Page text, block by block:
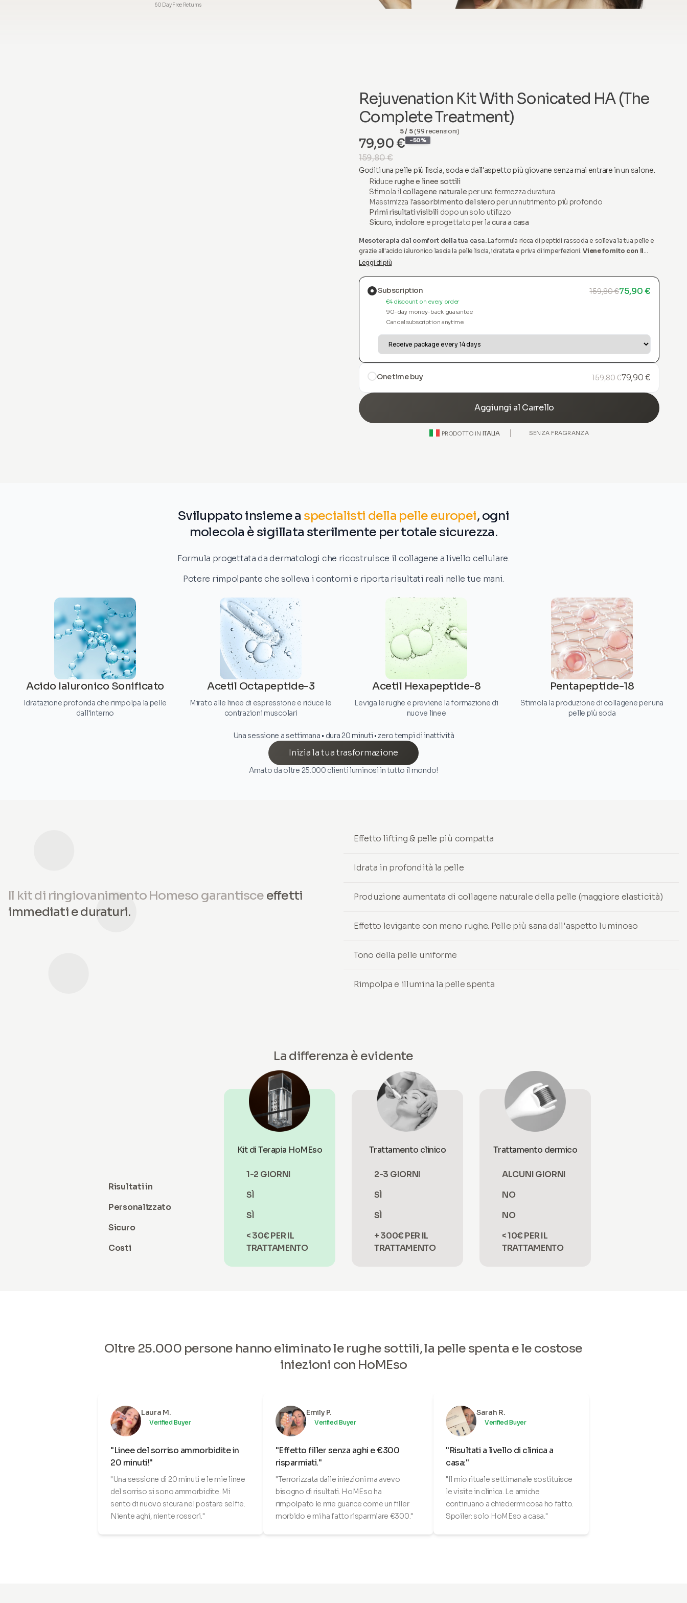
60 Day Free Returns
Rejuvenation Kit With Sonicated HA (The
Complete Treatment)
5 / 5(99 recensioni)
159,80 €
79,90 € -50%
Goditi una pelle più liscia, soda e dall'aspetto più giovane senza mai entrare in un salone.
Riduce rughe e linee sottili
Stimola il collagene naturale per una fermezza duratura
Massimizza l'assorbimento del siero per un nutrimento più profondo
Primi risultati visibilidopo un solo utilizzo
Sicuro, indolore e progettato per lacura a casa
Mesoterapia dal comfort della tua casa.La formula ricca di peptidi rassoda e solleva la tua pelle e
grazie all'acido ialuronico lascia la pelle liscia, idratata e priva di imperfezioni.Viene fornito con il
nostro siero e applicatore rivoluzionari.
Leggi di più
Subscription
€4 discount on every order
90-day money-back guarantee
Cancel subscription anytime
159,80 €75,90 €
One time buy 159,80 €79,90 €
Aggiungi al Carrello
PRODOTTO IN ITALIA SENZA FRAGRANZA
Sviluppato insieme a specialisti della pelle europei, ogni
molecola è sigillata sterilmente per totale sicurezza.
Formula progettata da dermatologi che ricostruisce il collagene a livello cellulare.
Potere rimpolpante che solleva i contorni e riporta risultati reali nelle tue mani.
Acido Ialuronico Sonificato
Idratazione profonda che rimpolpa la pelle
dall'interno
Acetil Octapeptide-3
Mirato alle linee di espressione e riduce le
contrazioni muscolari
Acetil Hexapeptide-8
Leviga le rughe e previene la formazione di
nuove linee
Pentapeptide-18
Stimola la produzione di collagene per una
pelle più soda
Una sessione a settimana • dura 20 minuti • zero tempi di inattività
Inizia la tua trasformazione
Amato da oltre 25.000 clienti luminosi in tutto il mondo!
Il kit di ringiovanimento Homeso garantisce effetti
immediati e duraturi.
Effetto lifting & pelle più compatta
Idrata in profondità la pelle
Produzione aumentata di collagene naturale della pelle (maggiore elasticità)
Effetto levigante con meno rughe. Pelle più sana dall'aspetto luminoso
Tono della pelle uniforme
Rimpolpa e illumina la pelle spenta
La differenza è evidente
Risultati in
Personalizzato
Sicuro
Costi
Kit di Terapia HoMEso
1-2 GIORNI
SÌ
SÌ
< 30€ PER IL
TRATTAMENTO
Trattamento clinico
2-3 GIORNI
SÌ
SÌ
+ 300€ PER IL
TRATTAMENTO
Trattamento dermico
ALCUNI GIORNI
NO
NO
< 10€ PER IL
TRATTAMENTO
Oltre 25.000 persone hanno eliminato le rughe sottili, la pelle spenta e le costose
iniezioni con HoMEso
Laura M.
Verified Buyer
"Linee del sorriso ammorbidite in
20 minuti!"
"Una sessione di 20 minuti e le mie linee
del sorriso si sono ammorbidite. Mi
sento di nuovo sicura nel postare selfie.
Niente aghi, niente rossori."
Emily P.
Verified Buyer
"Effetto filler senza aghi e €300
risparmiati."
"Terrorizzata dalle iniezioni ma avevo
bisogno di risultati. HoMEso ha
rimpolpato le mie guance come un filler
morbido e mi ha fatto risparmiare €300."
Sarah R.
Verified Buyer
"Risultati a livello di clinica a
casa:"
"Il mio rituale settimanale sostituisce
le visite in clinica. Le amiche
continuano a chiedermi cosa ho fatto.
Spoiler: solo HoMEso a casa."